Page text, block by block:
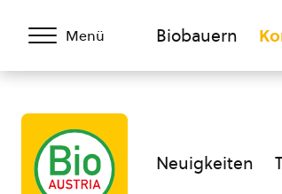
Menü Biobauern
Neuigkeiten